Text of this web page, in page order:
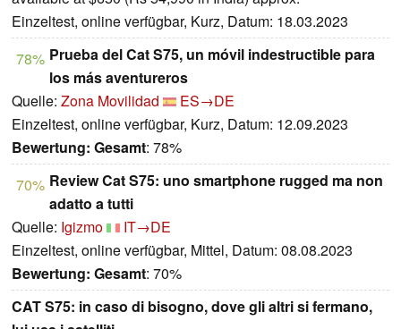
Einzeltest, online verfügbar, Kurz, Datum: 18.03.2023
78% Prueba del Cat S75, un móvil indestructible para
los más aventureros
Quelle: Zona Movilidad
ES→DE
Einzeltest, online verfügbar, Kurz, Datum: 12.09.2023
Bewertung: Gesamt: 78%
70% Review Cat S75: uno smartphone rugged ma non
adatto a tutti
Quelle: Igizmo
IT→DE
Einzeltest, online verfügbar, Mittel, Datum: 08.08.2023
Bewertung: Gesamt: 70%
CAT S75: in caso di bisogno, dove gli altri si fermano,